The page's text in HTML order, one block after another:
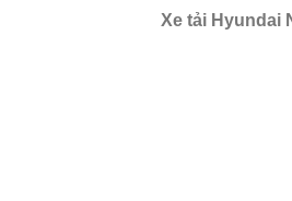
Xe tải Hyundai